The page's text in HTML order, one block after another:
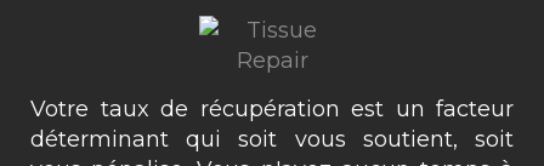
Votre taux de récupération est un facteur
déterminant qui soit vous soutient, soit